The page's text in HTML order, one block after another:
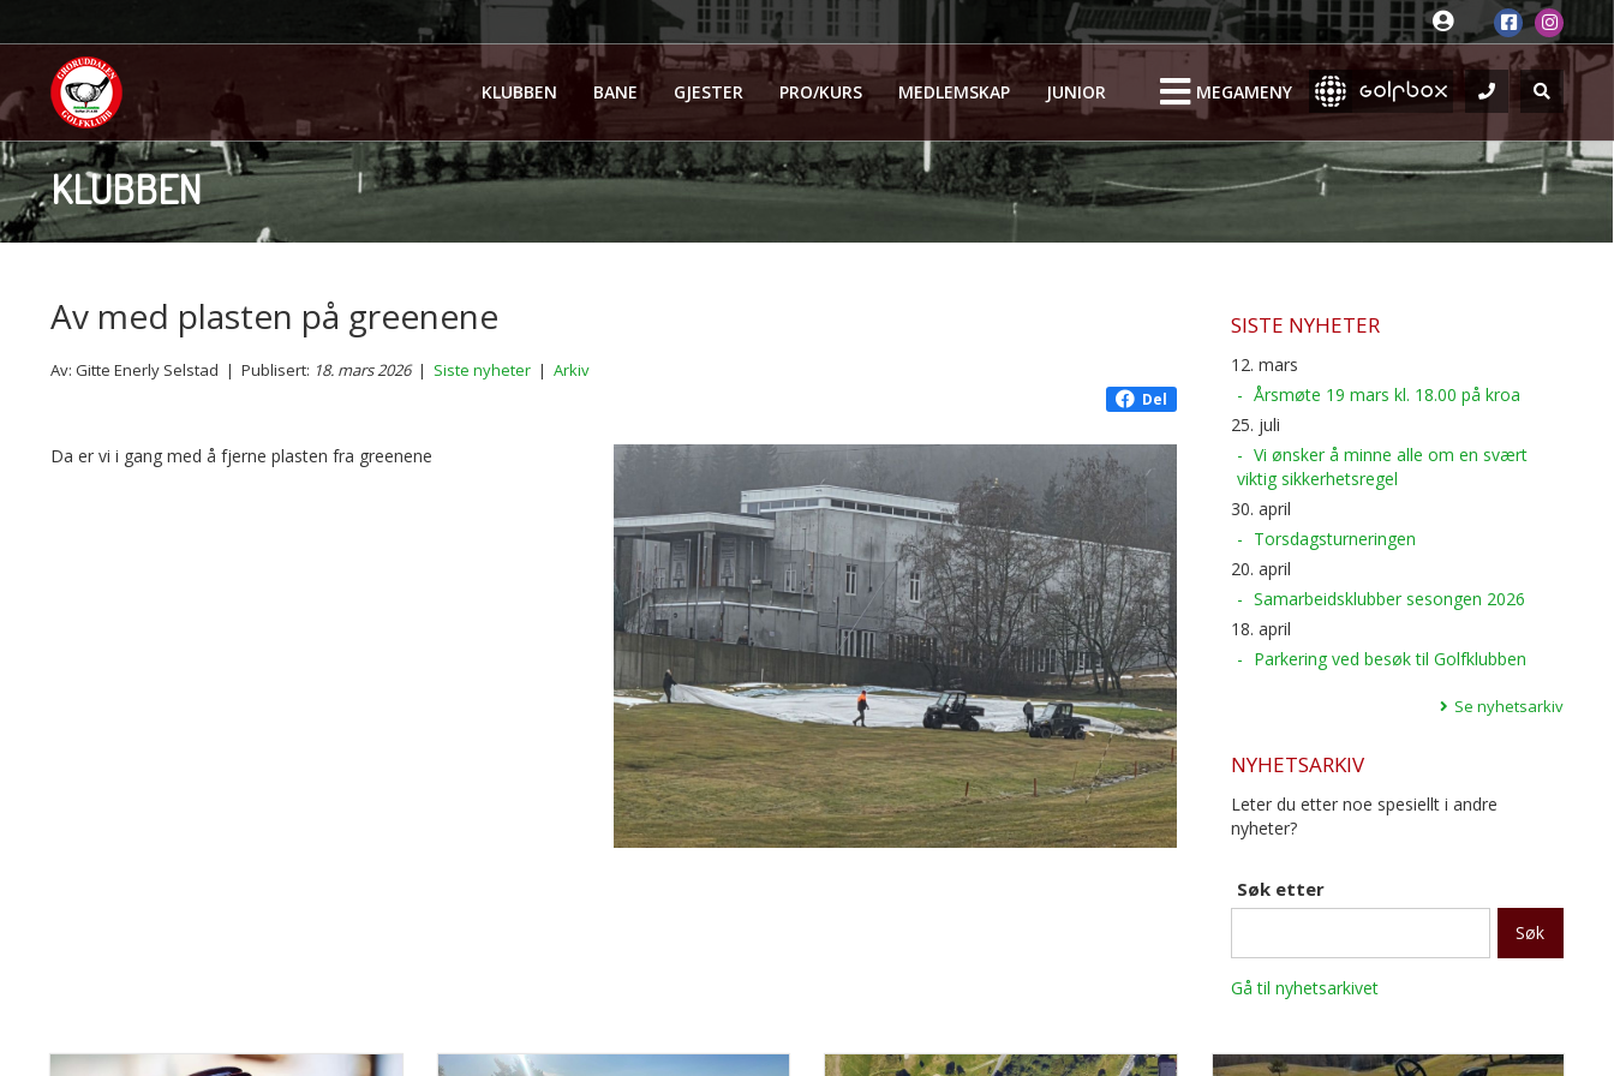
KLUBBEN BANE GJESTER PRO/KURS MEDLEMSKAP JUNIOR MEGAMENY
KLUBBEN
Av med plasten på greenene
Av: Gitte Enerly Selstad | Publisert: 18. mars 2026| Siste nyheter | Arkiv
Del
Da er vi i gang med å fjerne plasten fra greenene
SISTE NYHETER
12. mars
Årsmøte 19 mars kl. 18.00 på kroa
25. juli
Vi ønsker å minne alle om en svært
viktig sikkerhetsregel
30. april
Torsdagsturneringen
20. april
Samarbeidsklubber sesongen 2026
18. april
Parkering ved besøk til Golfklubben
Se nyhetsarkiv
NYHETSARKIV
Leter du etter noe spesiellt i andre
nyheter?
Søk etter
Gå til nyhetsarkivet